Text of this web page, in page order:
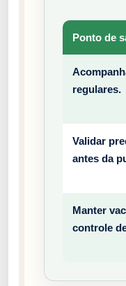
Ponto de
regulares.
Validar
antes da
Manter
controle